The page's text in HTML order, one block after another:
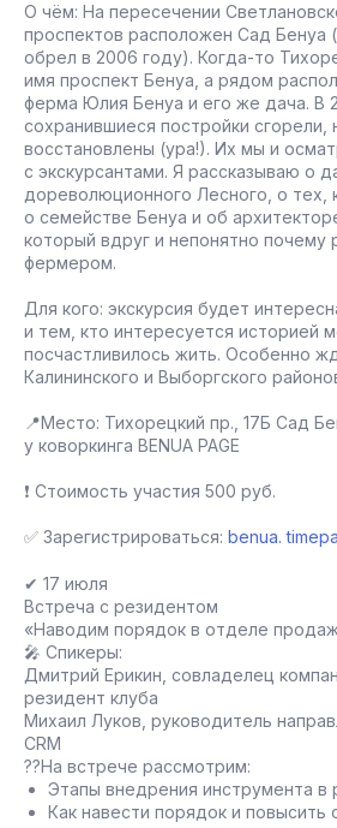
О чём: На пересечении
проспектов расположен Сад Бенуа
обрел в 2006 году). Когда-то
имя проспект Бенуа, а рядом
ферма Юлия Бенуа и его же дача. В
сохранившиеся постройки сгорели,
восстановлены (ура!). Их мы и
с экскурсантами. Я рассказываю о
дореволюционного Лесного, о тех,
о семействе Бенуа и об
который вдруг и непонятно почему
фермером.
Для кого: экскурсия будет
и тем, кто интересуется историей
посчастливилось жить. Особенно
Калининского и Выборгского
📍Место: Тихорецкий пр., 17Б Сад
у коворкинга BENUA PAGE
❗ Стоимость участия 500 руб.
✅ Зарегистрироваться: benua.
✔ 17 июля
Встреча с резидентом
«Наводим порядок в отделе
🎤 Спикеры:
Дмитрий Ерикин, совладелец
резидент клуба
Михаил Луков, руководитель
CRM
??На встрече рассмотрим:
Этапы внедрения инструмента в
Как навести порядок и повысить